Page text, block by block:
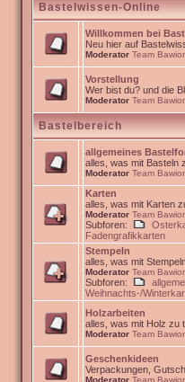
Bastelwissen-Online
Willkommen bei
Neu hier auf
Moderator Team
Vorstellung
Wer bist du? und die
Moderator Team
Bastelbereich
allgemeines
alles, was mit Basteln
Moderator Team
Karten
alles, was mit Karten
Moderator Team
Subforen:
Fadengrafikkarten
Stempeln
alles, was mit
Moderator Team
Subforen:
Weihnachts-/
Holzarbeiten
alles, was mit Holz zu
Moderator Team
Geschenkideen
Verpackungen,
Moderator Team